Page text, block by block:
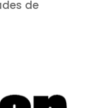
de